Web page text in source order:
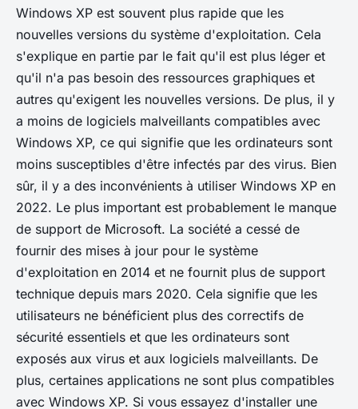
Windows XP est souvent plus rapide que les
nouvelles versions du système d'exploitation. Cela
s'explique en partie par le fait qu'il est plus léger et
qu'il n'a pas besoin des ressources graphiques et
autres qu'exigent les nouvelles versions. De plus, il y
a moins de logiciels malveillants compatibles avec
Windows XP, ce qui signifie que les ordinateurs sont
moins susceptibles d'être infectés par des virus. Bien
sûr, il y a des inconvénients à utiliser Windows XP en
2022. Le plus important est probablement le manque
de support de Microsoft. La société a cessé de
fournir des mises à jour pour le système
d'exploitation en 2014 et ne fournit plus de support
technique depuis mars 2020. Cela signifie que les
utilisateurs ne bénéficient plus des correctifs de
sécurité essentiels et que les ordinateurs sont
exposés aux virus et aux logiciels malveillants. De
plus, certaines applications ne sont plus compatibles
avec Windows XP. Si vous essayez d'installer une